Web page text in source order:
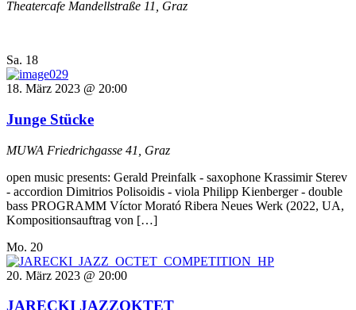
Theatercafe Mandellstraße 11, Graz
Sa. 18
18. März 2023 @ 20:00
Junge Stücke
MUWA Friedrichgasse 41, Graz
open music presents: Gerald Preinfalk - saxophone Krassimir Sterev
- accordion Dimitrios Polisoidis - viola Philipp Kienberger - double
bass PROGRAMM Víctor Morató Ribera Neues Werk (2022, UA,
Kompositionsauftrag von […]
Mo. 20
20. März 2023 @ 20:00
JARECKI JAZZOKTET